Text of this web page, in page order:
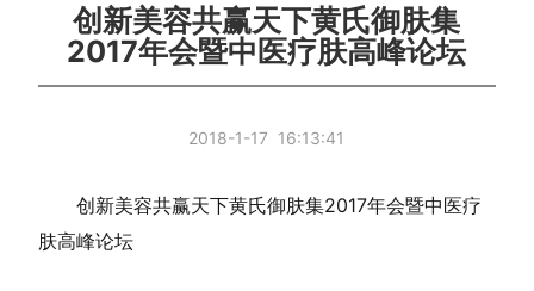
创新美容共赢天下黄氏御肤集
2017年会暨中医疗肤高峰论坛
2018-1-17 16:13:41
创新美容共赢天下黄氏御肤集2017年会暨中医疗
肤高峰论坛